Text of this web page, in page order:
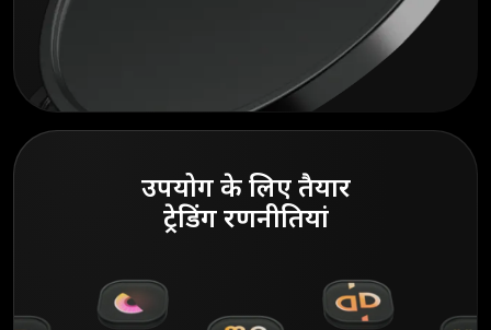
उपयोग के लिए तैयार
ट्रेडिंग रणनीतियां